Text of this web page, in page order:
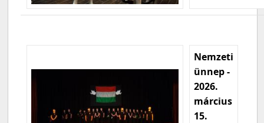
Nemzeti
ünnep -
2026.
március
15.